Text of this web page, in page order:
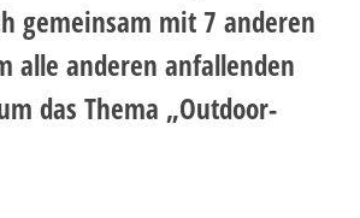
gemeinsam mit 7 anderen
alle anderen anfallenden
das Thema „Outdoor-